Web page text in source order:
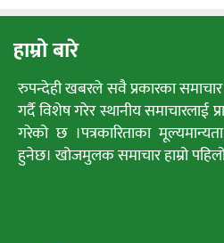
हाम्रो बारे
रुपन्देही खबरले सवै प्रकारका
गर्दै विशेष गरेर स्थानीय समाचारलाई
गरेको छ ।पत्रकारिताका
हुनेछ। खोजमुलक समाचार हाम्रो